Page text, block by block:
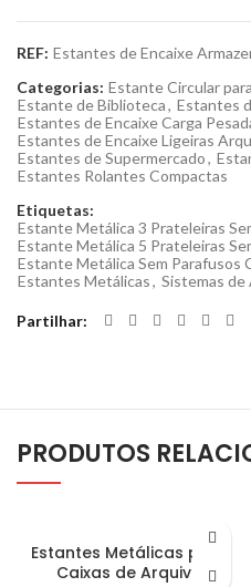
REF: Estantes de Encaixe
Categorias: Estante Circular
Estante de Biblioteca, Estantes
Estantes de Encaixe Carga
Estantes de Encaixe Ligeiras
Estantes de Supermercado,
Estantes Rolantes Compactas
Etiquetas:
Estante Metálica 3 Prateleiras
Estante Metálica 5 Prateleiras
Estante Metálica Sem Parafusos
Estantes Metálicas, Sistemas de
Partilhar
PRODUTOS
Estantes Metálicas para
Caixas de Arquivo